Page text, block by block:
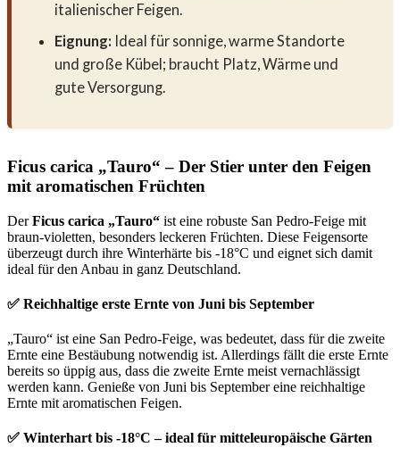
italienischer Feigen.
Eignung: Ideal für sonnige, warme Standorte
und große Kübel; braucht Platz, Wärme und
gute Versorgung.
Ficus carica „Tauro“ – Der Stier unter den Feigen
mit aromatischen Früchten
DerFicus carica „Tauro“ ist eine robuste San Pedro-Feige mit
braun-violetten, besonders leckeren Früchten. Diese Feigensorte
überzeugt durch ihre Winterhärte bis -18°C und eignet sich damit
ideal für den Anbau in ganz Deutschland.
✅ Reichhaltige erste Ernte von Juni bis September
„Tauro“ ist eine San Pedro-Feige, was bedeutet, dass für die zweite
Ernte eine Bestäubung notwendig ist. Allerdings fällt die erste Ernte
bereits so üppig aus, dass die zweite Ernte meist vernachlässigt
werden kann. Genieße von Juni bis September eine reichhaltige
Ernte mit aromatischen Feigen.
✅ Winterhart bis -18°C – ideal für mitteleuropäische Gärten